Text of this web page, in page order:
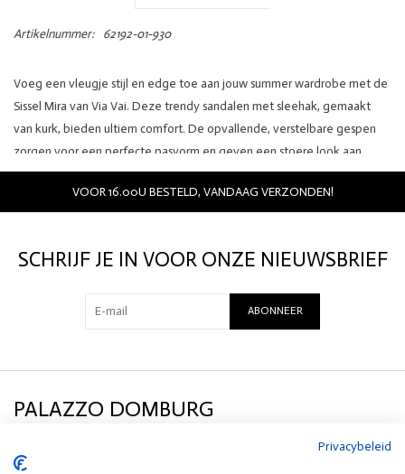
Artikelnummer: 62192-01-930
Voeg een vleugje stijl en edge toe aan jouw summer wardrobe met de
Sissel Mira van Via Vai. Deze trendy sandalen met sleehak, gemaakt
van kurk, bieden ultiem comfort. De opvallende, verstelbare gespen
zorgen voor een perfecte pasvorm en geven een stoere look aan
iedere outfit. In combinatie met de studs maak jij gegarandeerd een
fashion statement! Zet Sissel Mira in de spotlight door de sandalen met
geeft een stoere touch aan jouw favoriete zomeroutfit!
Merk: Via Vai
VOOR 16.00U BESTELD, VANDAAG VERZONDEN!
SCHRIJF JE IN VOOR ONZE NIEUWSBRIEF
ABONNEER
PALAZZO DOMBURG
KLANTENSERVICE
Privacybeleid